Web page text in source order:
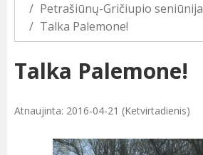
Petrašiūnų-Gričiupio seniūnija
Talka Palemone!
Talka Palemone!
Atnaujinta: 2016-04-21 (Ketvirtadienis)